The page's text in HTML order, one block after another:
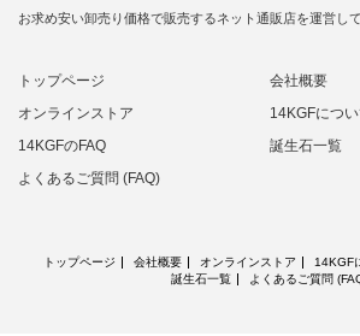
お求め安い卸売り価格で販売するネット通販店を運営して
トップページ
会社概要
オンラインストア
14KGFにつ
14KGFのFAQ
誕生石一覧
よくあるご質問 (FAQ)
トップページ 会社概要 オンラインストア 14KGF
誕生石一覧
よくあるご質問